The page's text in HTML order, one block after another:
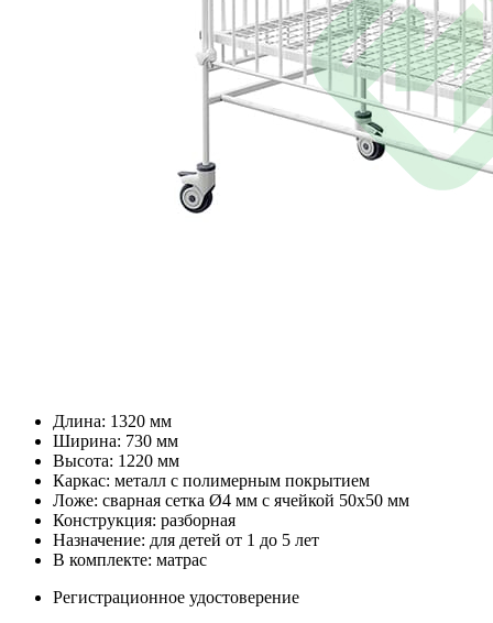
Длина: 1320 мм
Ширина: 730 мм
Высота: 1220 мм
Каркас: металл с полимерным покрытием
Ложе: сварная сетка Ø4 мм с ячейкой 50х50 мм
Конструкция: разборная
Назначение: для детей от 1 до 5 лет
В комплекте: матрас
Регистрационное удостоверение